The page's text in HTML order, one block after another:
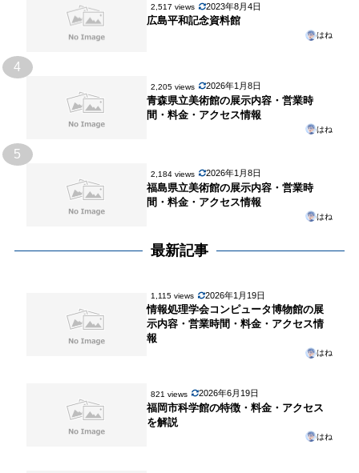
2,517 views 2023年8月4日
広島平和記念資料館
はね
4
2,205 views 2026年1月8日
青森県立美術館の展示内容・営業時
間・料金・アクセス情報
はね
5
2,184 views 2026年1月8日
福島県立美術館の展示内容・営業時
間・料金・アクセス情報
はね
最新記事
1,115 views 2026年1月19日
情報処理学会コンピュータ博物館の展
示内容・営業時間・料金・アクセス情
報
はね
821 views 2026年6月19日
福岡市科学館の特徴・料金・アクセス
を解説
はね